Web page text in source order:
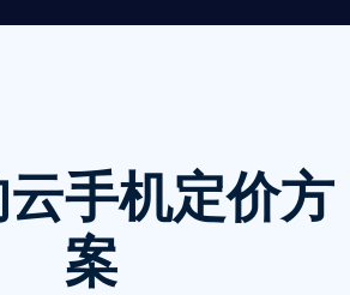
手机定价方
案